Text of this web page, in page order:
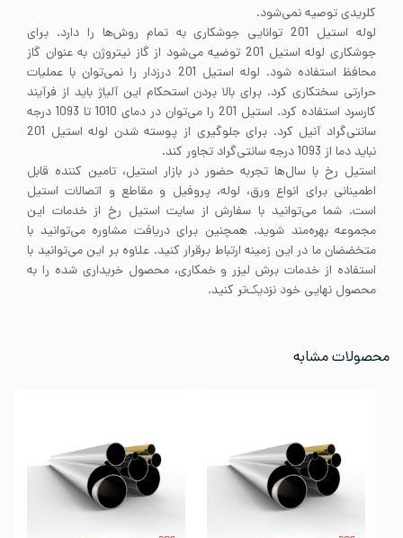
کلریدی توصیه نمی‌شود.
لوله استیل 201 توانایی جوشکاری به تمام روش‌ها را دارد. برای
جوشکاری لوله استیل 201 توضیه می‌شود از گاز نیتروژن به عنوان گاز
محافظ استفاده شود. لوله استیل 201 درزدار را نمی‌توان با عملیات
حرارتی سختکاری کرد. برای بالا بردن استحکام این آلیاژ باید از فرآیند
کارسرد استفاده کرد. استیل 201 را می‌توان در دمای 1010 تا 1093 درجه
سانتی‌گراد آنیل کرد. برای جلوگیری از پوسته شدن لوله استیل 201
نباید دما از 1093 درجه سانتی‌گراد تجاور کند.
استیل رخ با سال‌ها تجربه حضور در بازار استیل، تامین کننده قابل
اطمینانی برای انواع ورق، لوله، پروفیل و مقاطع و اتصالات استیل
است. شما می‌توانید با سفارش از سایت استیل رخ از خدمات این
مجموعه بهره‌مند شوید. همچنین برای دریافت مشاوره می‌توانید با
متخضضان ما در این زمینه ارتباط برقرار کنید. علاوه بر این می‌توانید با
استفاده از خدمات برش لیزر و خمکاری، محصول خریداری شده را به
محصول نهایی خود نزدیک‌تر کنید.
محصولات مشابه